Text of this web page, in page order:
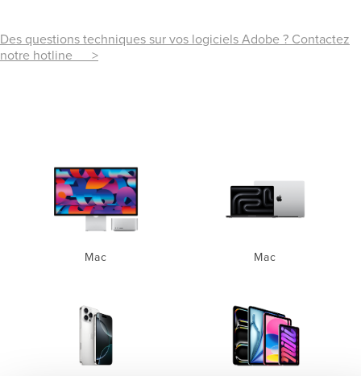
Des questions techniques sur vos logiciels Adobe ? Contactez
notre hotline >
Mac Mac